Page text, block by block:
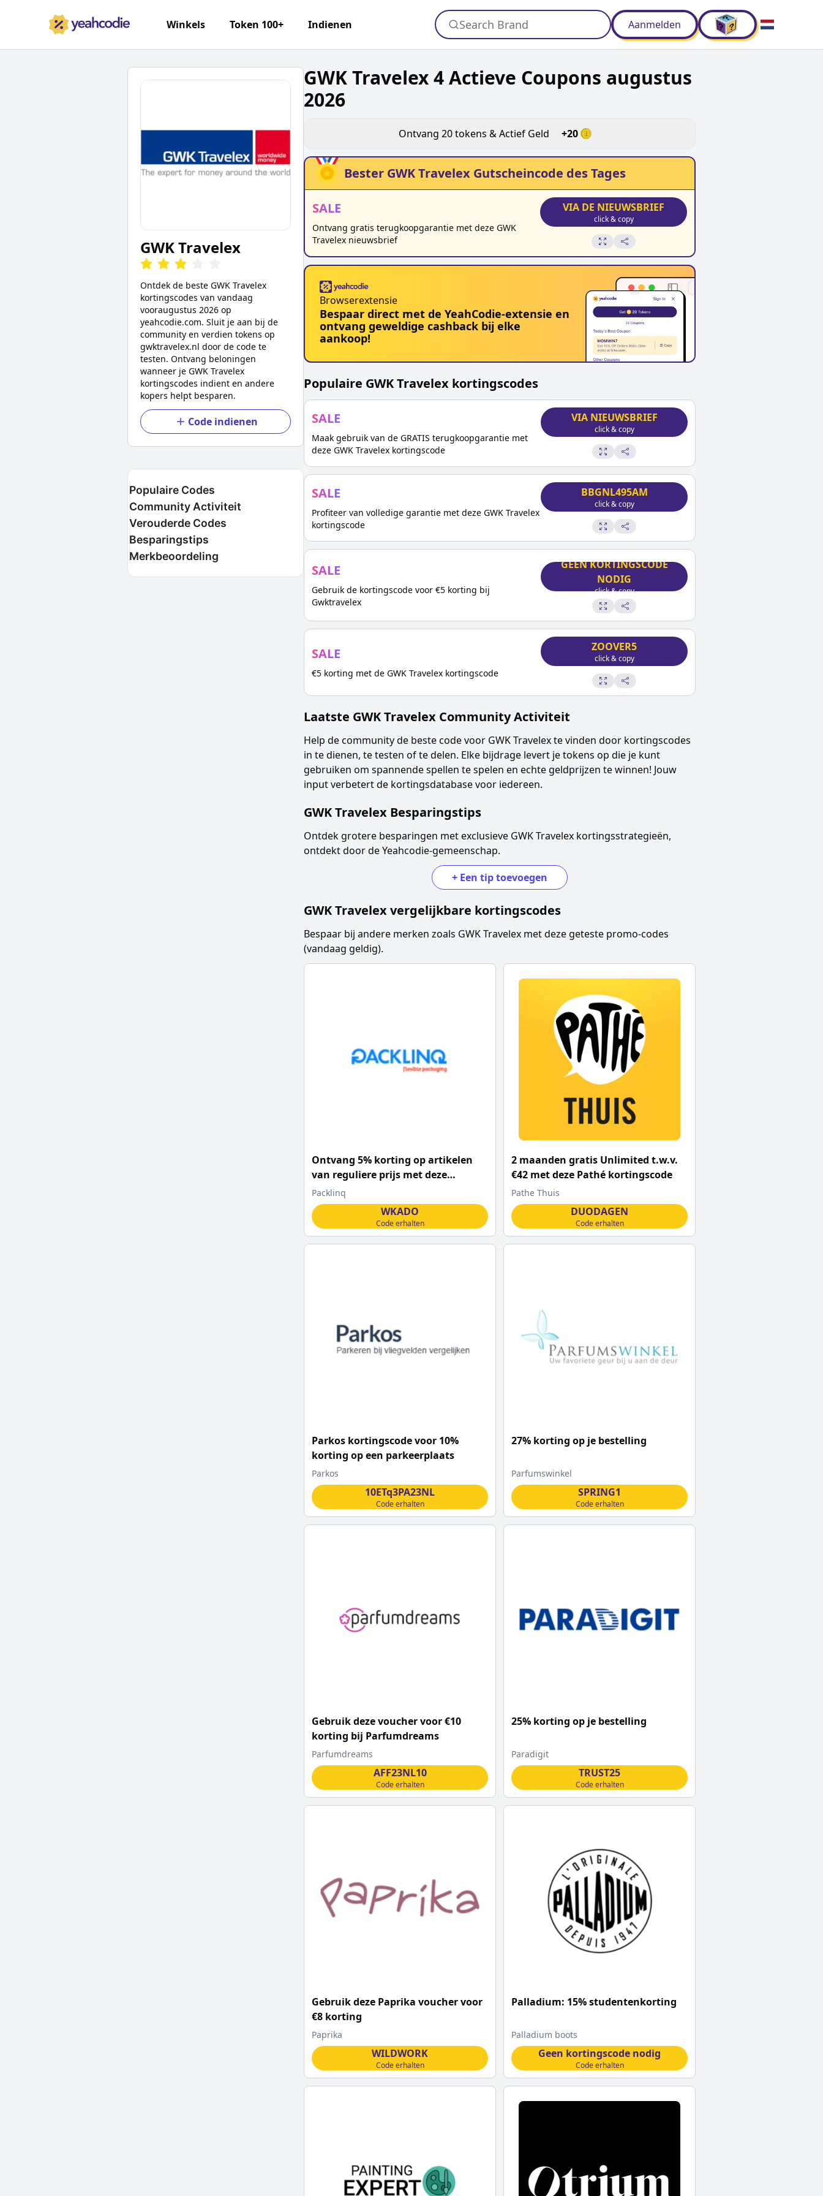
Winkels Token 100+ Indienen Search Brand Aanmelden
GWK Travelex
Ontdek de beste GWK Travelex
kortingscodes van vandaag
vooraugustus 2026 op
yeahcodie.com. Sluit je aan bij de
community en verdien tokens op
gwktravelex.nl door de code te
testen. Ontvang beloningen
wanneer je GWK Travelex
kortingscodes indient en andere
kopers helpt besparen.
Code indienen
Populaire Codes
Community Activiteit
Verouderde Codes
Besparingstips
Merkbeoordeling
GWK Travelex 4 Actieve Coupons augustus
2026
Ontvang 20 tokens & Actief Geld +20
Bester GWK Travelex Gutscheincode des Tages
SALE
Ontvang gratis terugkoopgarantie met deze GWK
Travelex nieuwsbrief
VIA DE NIEUWSBRIEF
click & copy
Browserextensie
Bespaar direct met de YeahCodie-extensie en
ontvang geweldige cashback bij elke
aankoop!
Populaire GWK Travelex kortingscodes
SALE
Maak gebruik van de GRATIS terugkoopgarantie met
deze GWK Travelex kortingscode
VIA NIEUWSBRIEF
click & copy
SALE
Profiteer van volledige garantie met deze GWK Travelex
kortingscode
BBGNL495AM
click & copy
SALE
Gebruik de kortingscode voor €5 korting bij
Gwktravelex
GEEN KORTINGSCODE
NODIG
click & copy
SALE
€5 korting met de GWK Travelex kortingscode
ZOOVER5
click & copy
Laatste GWK Travelex Community Activiteit
Help de community de beste code voor GWK Travelexte vinden door kortingscodes
in te dienen, te testen of te delen. Elke bijdrage levert je tokens op die je kunt
gebruiken om spannende spellen te spelen en echte geldprijzen te winnen! Jouw
input verbetert de kortingsdatabase voor iedereen.
GWK Travelex Besparingstips
Ontdek grotere besparingen met exclusieve GWK Travelex kortingsstrategieën,
ontdekt door de Yeahcodie-gemeenschap.
+ Een tip toevoegen
GWK Travelexvergelijkbare kortingscodes
Bespaar bij andere merken zoals GWK Travelex met deze geteste promo-codes
(vandaag geldig).
Ontvang 5% korting op artikelen
van reguliere prijs met deze
Packlinq coupon
Packlinq
WKADO
Code erhalten
2 maanden gratis Unlimited t.w.v.
€42 met deze Pathé kortingscode
Pathe Thuis
DUODAGEN
Code erhalten
Parkos kortingscode voor 10%
korting op een parkeerplaats
Parkos
10ETq3PA23NL
Code erhalten
27% korting op je bestelling
Parfumswinkel
SPRING1
Code erhalten
Gebruik deze voucher voor €10
korting bij Parfumdreams
Parfumdreams
AFF23NL10
Code erhalten
25% korting op je bestelling
Paradigit
TRUST25
Code erhalten
Gebruik deze Paprika voucher voor
€8 korting
Paprika
WILDWORK
Code erhalten
Palladium: 15% studentenkorting
Palladium boots
Geen kortingscode nodig
Code erhalten